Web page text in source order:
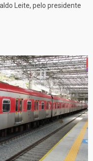
Leite, pelo presidente